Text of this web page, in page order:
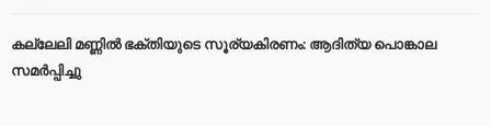
കല്ലേലി മണ്ണില്‍ ഭക്തിയുടെ സൂര്യകിരണം: ആദിത്യ പൊങ്കാല
സമര്‍പ്പിച്ചു